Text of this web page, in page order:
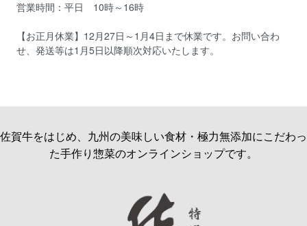
営業時間：平日 10時～16時
【お正月休業】12月27日～1月4日まで休業です。お問い合わ
せ、発送等は1月5日以降順次対応いたします。
佐賀牛をはじめ、九州の美味しい食材・極力無添加にこだわっ
た手作り惣菜のオンラインショップです。